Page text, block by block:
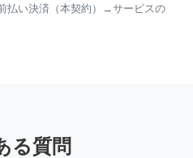
払い決済（本契約）→サービスの
る質問